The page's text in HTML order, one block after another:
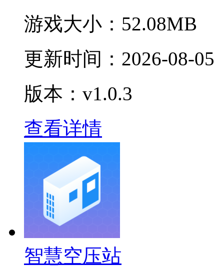
游戏大小： 52.08MB
更新时间： 2026-08-05
版本：v1.0.3
查看详情
智慧空压站